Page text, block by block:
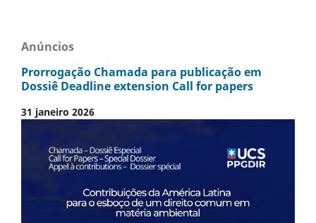
Anúncios
Prorrogação Chamada para publicação em
Dossiê Deadline extension Call for papers
31 janeiro 2026